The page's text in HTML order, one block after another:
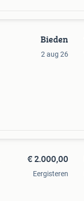
Bieden
2 aug 26
€ 2.000,00
Eergisteren